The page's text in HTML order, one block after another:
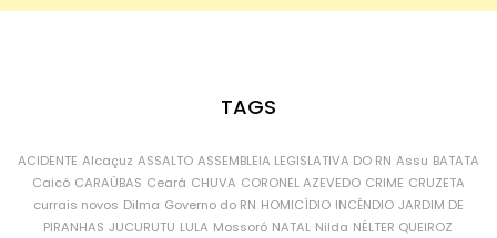
TAGS
ACIDENTE Alcaçuz ASSALTO ASSEMBLEIA LEGISLATIVA DO RN Assu BATATA
Caicó CARAÚBAS Ceará CHUVA CORONEL AZEVEDO CRIME CRUZETA
currais novos Dilma Governo do RN HOMICÍDIO INCÊNDIO JARDIM DE
PIRANHAS JUCURUTU LULA Mossoró NATAL Nilda NÉLTER QUEIROZ